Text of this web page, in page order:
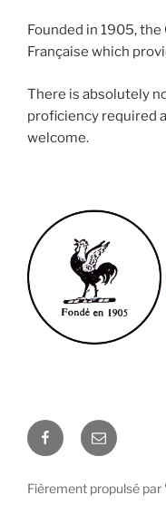
Founded in 1905,
Française which
There is absolutely
proficiency required
welcome.
FacebookEmail
Fièrement propulsé par